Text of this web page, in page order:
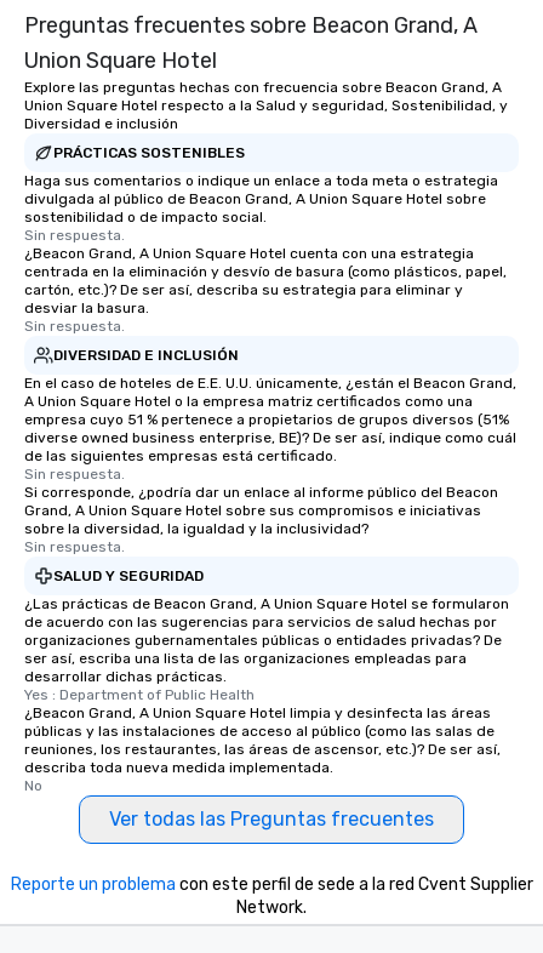
Preguntas frecuentes sobre Beacon Grand, A
Union Square Hotel
Explore las preguntas hechas con frecuencia sobre Beacon Grand, A
Union Square Hotel respecto a la Salud y seguridad, Sostenibilidad, y
Diversidad e inclusión
PRÁCTICAS SOSTENIBLES
Haga sus comentarios o indique un enlace a toda meta o estrategia
divulgada al público de Beacon Grand, A Union Square Hotel sobre
sostenibilidad o de impacto social.
Sin respuesta.
¿Beacon Grand, A Union Square Hotel cuenta con una estrategia
centrada en la eliminación y desvío de basura (como plásticos, papel,
cartón, etc.)? De ser así, describa su estrategia para eliminar y
desviar la basura.
Sin respuesta.
DIVERSIDAD E INCLUSIÓN
En el caso de hoteles de E.E. U.U. únicamente, ¿están el Beacon Grand,
A Union Square Hotel o la empresa matriz certificados como una
empresa cuyo 51 % pertenece a propietarios de grupos diversos (51%
diverse owned business enterprise, BE)? De ser así, indique como cuál
de las siguientes empresas está certificado.
Sin respuesta.
Si corresponde, ¿podría dar un enlace al informe público del Beacon
Grand, A Union Square Hotel sobre sus compromisos e iniciativas
sobre la diversidad, la igualdad y la inclusividad?
Sin respuesta.
SALUD Y SEGURIDAD
¿Las prácticas de Beacon Grand, A Union Square Hotel se formularon
de acuerdo con las sugerencias para servicios de salud hechas por
organizaciones gubernamentales públicas o entidades privadas? De
ser así, escriba una lista de las organizaciones empleadas para
desarrollar dichas prácticas.
Yes : Department of Public Health
¿Beacon Grand, A Union Square Hotel limpia y desinfecta las áreas
públicas y las instalaciones de acceso al público (como las salas de
reuniones, los restaurantes, las áreas de ascensor, etc.)? De ser así,
describa toda nueva medida implementada.
No
Ver todas las Preguntas frecuentes
Reporte un problema con este perfil de sede a la red Cvent Supplier
Network.